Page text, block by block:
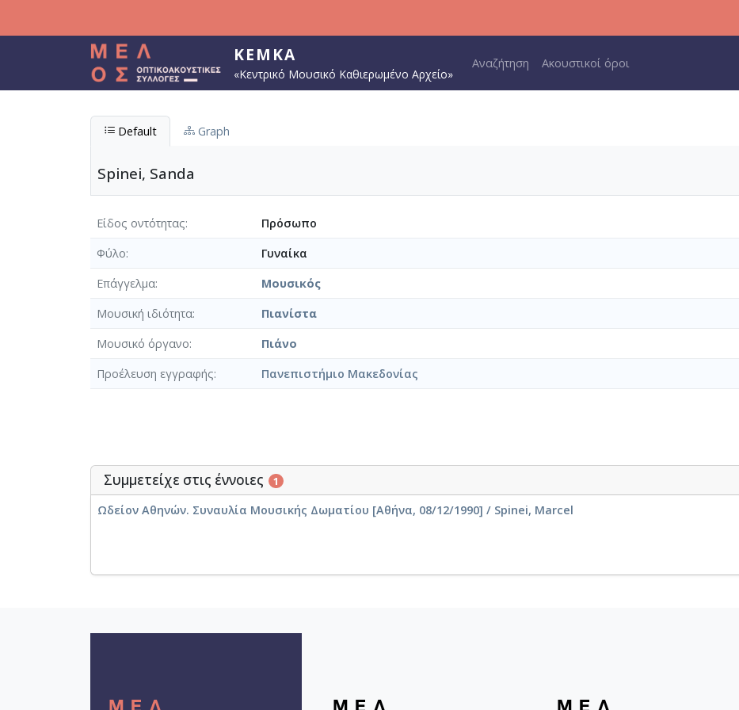
ΚΕΜΚΑ
«Κεντρικό Μουσικό Καθιερωμένο Αρχείο»
Main navigation
Αναζήτηση Ακουστικοί όροι
Default Graph
Spinei, Sanda
Είδος οντότητας
Πρόσωπο
Φύλο
Γυναίκα
Επάγγελμα
Μουσικός
Μουσική ιδιότητα
Πιανίστα
Μουσικό όργανο
Πιάνο
Προέλευση εγγραφής
Πανεπιστήμιο Μακεδονίας
Συμμετείχε στις έννοιες 1
Ωδείον Αθηνών. Συναυλία Μουσικής Δωματίου [Αθήνα, 08/12/1990] / Spinei, Marcel